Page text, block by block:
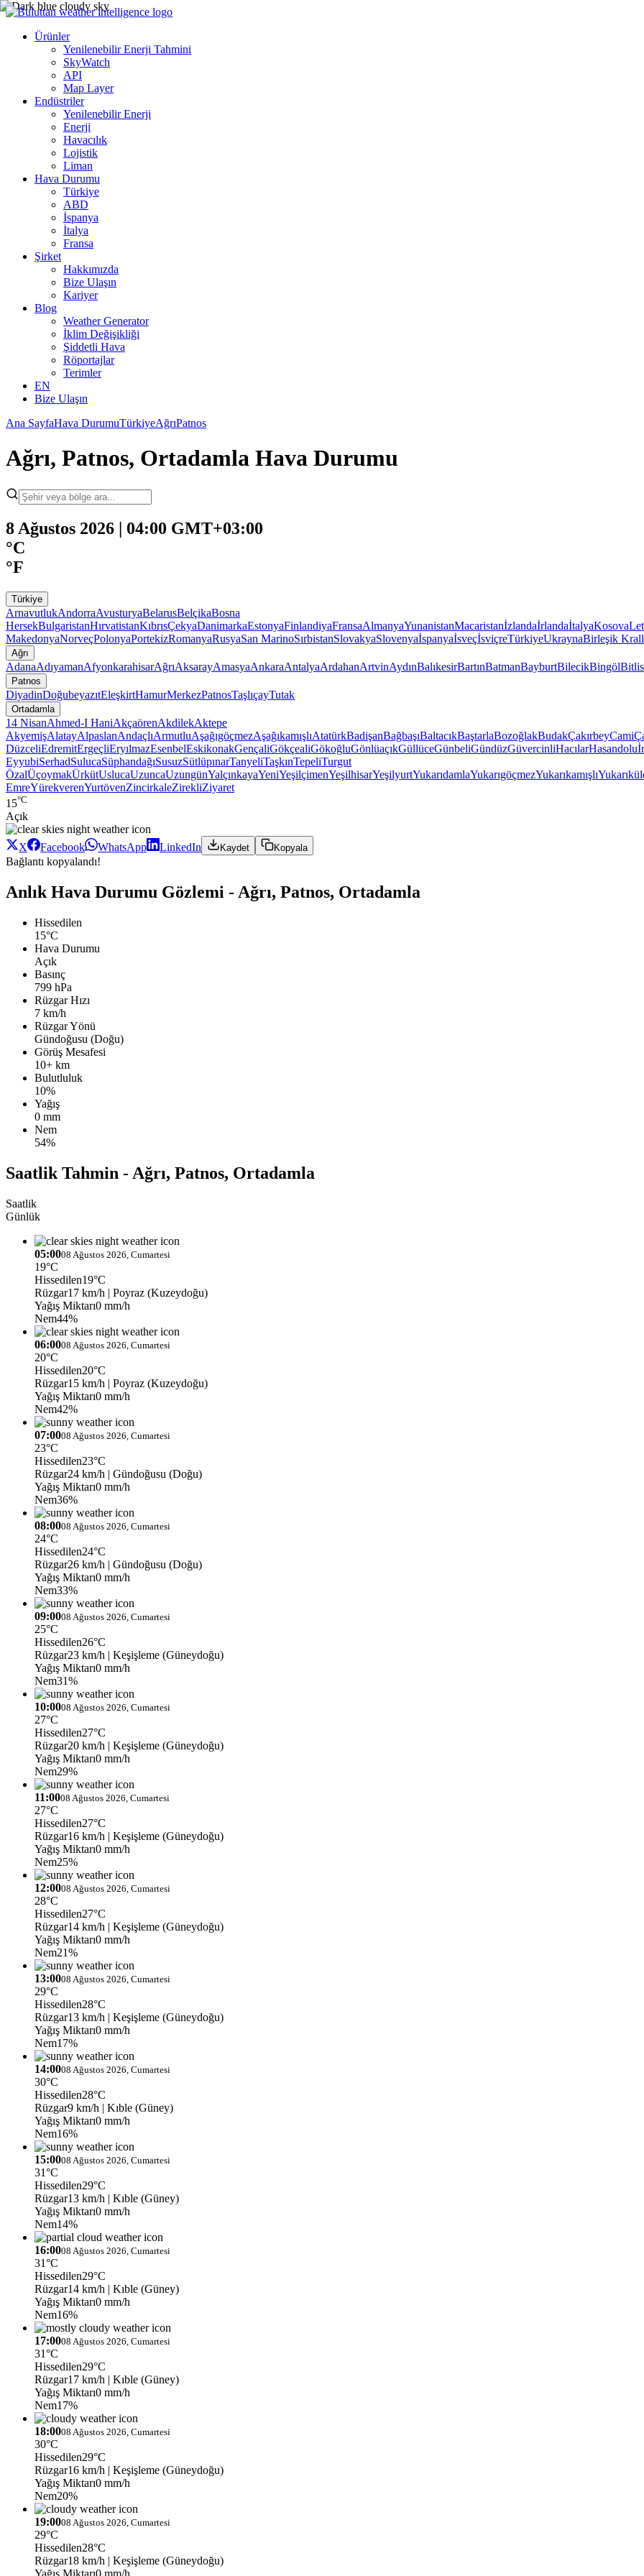
Ürünler
Yenilenebilir Enerji Tahmini
SkyWatch
API
Map Layer
Endüstriler
Yenilenebilir Enerji
Enerji
Havacılık
Lojistik
Liman
Hava Durumu
Türkiye
ABD
İspanya
İtalya
Fransa
Şirket
Hakkımızda
Bize Ulaşın
Kariyer
Blog
Weather Generator
İklim Değişikliği
Şiddetli Hava
Röportajlar
Terimler
EN
Bize Ulaşın
Ana SayfaHava DurumuTürkiyeAğrıPatnos
Ağrı, Patnos, Ortadamla Hava Durumu
8 Ağustos 2026 | 04:00 GMT+03:00
°C
°F
Türkiye
ArnavutlukAndorraAvusturyaBelarusBelçikaBosna
HersekBulgaristanHırvatistanKıbrısÇekyaDanimarkaEstonyaFinlandiyaFransaAlmanyaYunanistanMacaristanİzlandaİrlandaİtalyaKosova
MakedonyaNorveçPolonyaPortekizRomanyaRusyaSan MarinoSırbistanSlovakyaSlovenyaİspanyaİsveçİsviçreTürkiyeUkraynaBirleşik
Ağrı
AdanaAdıyamanAfyonkarahisarAğrıAksarayAmasyaAnkaraAntalyaArdahanArtvinAydınBalıkesirBartınBatmanBayburtBilecikBingölBitlis
Patnos
DiyadinDoğubeyazıtEleşkirtHamurMerkezPatnosTaşlıçayTutak
Ortadamla
14 NisanAhmed-I HaniAkçaörenAkdilekAktepe
AkyemişAlatayAlpaslanAndaçlıArmutluAşağıgöçmezAşağıkamışlıAtatürkBadişanBağbaşıBaltacıkBaştarlaBozoğlakBudakÇakırbeyCami
DüzceliEdremitErgeçliEryılmazEsenbelEskikonakGençaliGökçealiGökoğluGönlüaçıkGüllüceGünbeliGündüzGüvercinliHacılarHasandolu
EyyubiSerhadSulucaSüphandağıSusuzSütlüpınarTanyeliTaşkınTepeliTurgut
ÖzalÜçoymakÜrkütUslucaUzuncaUzungünYalçınkayaYeniYeşilçimenYeşilhisarYeşilyurtYukarıdamlaYukarıgöçmezYukarıkamışlı
EmreYürekverenYurtövenZincirkaleZirekliZiyaret
15°C
Açık
X Facebook WhatsApp LinkedIn Kaydet Kopyala
Bağlantı kopyalandı!
Anlık Hava Durumu Gözlemi - Ağrı, Patnos, Ortadamla
Hissedilen
15°C
Hava Durumu
Açık
Basınç
799 hPa
Rüzgar Hızı
7 km/h
Rüzgar Yönü
Gündoğusu (Doğu)
Görüş Mesafesi
10+ km
Bulutluluk
10%
Yağış
0 mm
Nem
54%
Saatlik Tahmin - Ağrı, Patnos, Ortadamla
Saatlik
Günlük
05:0008 Ağustos 2026, Cumartesi
19°C
Hissedilen19°C
Rüzgar17 km/h | Poyraz (Kuzeydoğu)
Yağış Miktarı0 mm/h
Nem44%
06:0008 Ağustos 2026, Cumartesi
20°C
Hissedilen20°C
Rüzgar15 km/h | Poyraz (Kuzeydoğu)
Yağış Miktarı0 mm/h
Nem42%
07:0008 Ağustos 2026, Cumartesi
23°C
Hissedilen23°C
Rüzgar24 km/h | Gündoğusu (Doğu)
Yağış Miktarı0 mm/h
Nem36%
08:0008 Ağustos 2026, Cumartesi
24°C
Hissedilen24°C
Rüzgar26 km/h | Gündoğusu (Doğu)
Yağış Miktarı0 mm/h
Nem33%
09:0008 Ağustos 2026, Cumartesi
25°C
Hissedilen26°C
Rüzgar23 km/h | Keşişleme (Güneydoğu)
Yağış Miktarı0 mm/h
Nem31%
10:0008 Ağustos 2026, Cumartesi
27°C
Hissedilen27°C
Rüzgar20 km/h | Keşişleme (Güneydoğu)
Yağış Miktarı0 mm/h
Nem29%
11:0008 Ağustos 2026, Cumartesi
27°C
Hissedilen27°C
Rüzgar16 km/h | Keşişleme (Güneydoğu)
Yağış Miktarı0 mm/h
Nem25%
12:0008 Ağustos 2026, Cumartesi
28°C
Hissedilen27°C
Rüzgar14 km/h | Keşişleme (Güneydoğu)
Yağış Miktarı0 mm/h
Nem21%
13:0008 Ağustos 2026, Cumartesi
29°C
Hissedilen28°C
Rüzgar13 km/h | Keşişleme (Güneydoğu)
Yağış Miktarı0 mm/h
Nem17%
14:0008 Ağustos 2026, Cumartesi
30°C
Hissedilen28°C
Rüzgar9 km/h | Kıble (Güney)
Yağış Miktarı0 mm/h
Nem16%
15:0008 Ağustos 2026, Cumartesi
31°C
Hissedilen29°C
Rüzgar13 km/h | Kıble (Güney)
Yağış Miktarı0 mm/h
Nem14%
16:0008 Ağustos 2026, Cumartesi
31°C
Hissedilen29°C
Rüzgar14 km/h | Kıble (Güney)
Yağış Miktarı0 mm/h
Nem16%
17:0008 Ağustos 2026, Cumartesi
31°C
Hissedilen29°C
Rüzgar17 km/h | Kıble (Güney)
Yağış Miktarı0 mm/h
Nem17%
18:0008 Ağustos 2026, Cumartesi
30°C
Hissedilen29°C
Rüzgar16 km/h | Keşişleme (Güneydoğu)
Yağış Miktarı0 mm/h
Nem20%
19:0008 Ağustos 2026, Cumartesi
29°C
Hissedilen28°C
Rüzgar18 km/h | Keşişleme (Güneydoğu)
Yağış Miktarı0 mm/h